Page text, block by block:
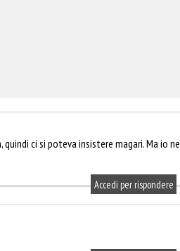
quindi ci si poteva insistere magari. Ma io ne
Accedi per rispondere